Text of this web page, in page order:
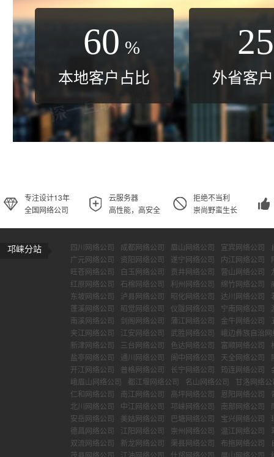
60 %
本地客户占比
25
外省客
专注设计13年
全国网络公司
云服务器
高性能，高安全
拒绝不当利
崇尚野蛮生长
邛崃分站 四川网络公司 成都网络公司 眉山网络公司 宜宾网络公司
广元网络公司
资阳网络公司 遂宁网络公司 内江网络公司
旺苍网络公司
白玉网络公司 贡井网络公司 营山网络公司
红原网络公司
石棉网络公司 利州网络公司 绵竹网络公司
东坡网络公司
泸县网络公司 昭化网络公司 达川网络公司
蓬溪网络公司
昭觉网络公司 仪陇网络公司 宁南网络公司
南溪网络公司
剑阁网络公司 蒲江网络公司 金牛网络公司
夹江网络公司
江安网络公司 武胜网络公司
峨边彝族自治网
新津网络公司
三台网络公司 色达网络公司 富顺网络公司
盐亭网络公司
通川网络公司 阆中网络公司 天全网络公司
开江网络公司
普格网络公司 长宁网络公司 筠连网络公司
峨眉山网络公司
都江堰网络公司 名山网络公司
甘洛网络公
仁和网络公司
南江网络公司 高坪网络公司 恩阳网络公司
北川网络公司
中江网络公司 邛崃网络公司 南部网络公司
安岳网络公司
美姑网络公司 巴塘网络公司 宝兴网络公司
德昌网络公司
江阳网络公司 崇州网络公司 温江网络公司
双流网络公司
新龙网络公司 渠县网络公司 布拖网络公司